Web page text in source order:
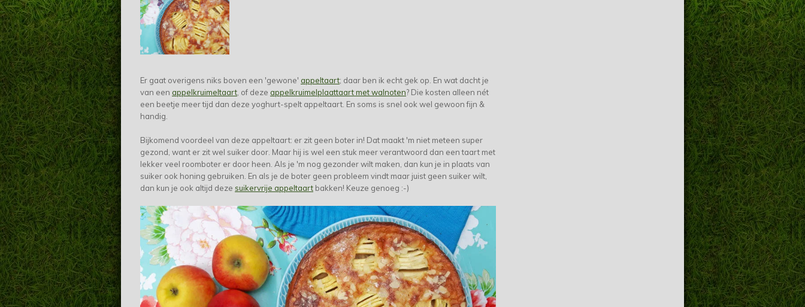
Er gaat overigens niks boven een 'gewone' appeltaart; daar ben ik echt gek op. En wat dacht je
van een appelkruimeltaart , of deze appelkruimelplaattaart met walnoten? Die kosten alleen nét
een beetje meer tijd dan deze yoghurt-spelt appeltaart. En soms is snel ook wel gewoon fijn &
handig.
Bijkomend voordeel van deze appeltaart: er zit geen boter in! Dat maakt 'm niet meteen super
gezond, want er zit wel suiker door. Maar hij is wel een stuk meer verantwoord dan een taart met
lekker veel roomboter er door heen. Als je 'm nog gezonder wilt maken, dan kun je in plaats van
suiker ook honing gebruiken. En als je de boter geen probleem vindt maar juist geen suiker wilt,
dan kun je ook altijd deze suikervrije appeltaart bakken! Keuze genoeg :-)